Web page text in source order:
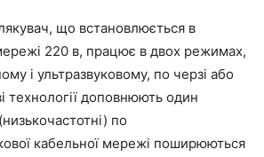
що встановлюється в
220 в, працює в двох режимах,
і ультразвуковому, по черзі або
технології доповнюють один
по
кабельної мережі поширюються